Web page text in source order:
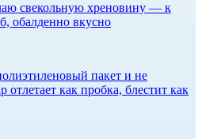
свекольную хреновину — к
обалденно вкусно
пакет и не
отлетает как пробка, блестит как